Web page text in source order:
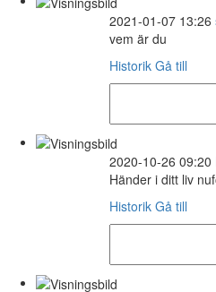
2021-01-07 13:26
vem är du
Historik Gå till
2020-10-26 09:20
Händer i ditt liv
Historik Gå till